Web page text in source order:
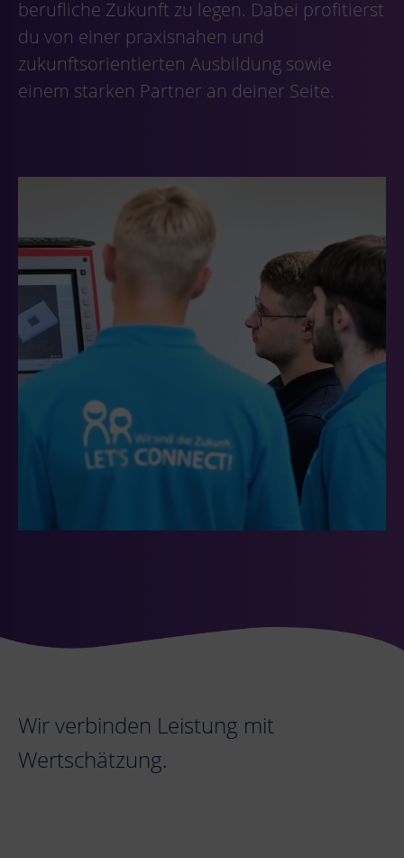
berufliche Zukunft zu legen. Dabei profitierst
du von einer praxisnahen und
zukunftsorientierten Ausbildung sowie
einem starken Partner an deiner Seite.
Wir verbinden Leistung mit
Wertschätzung.